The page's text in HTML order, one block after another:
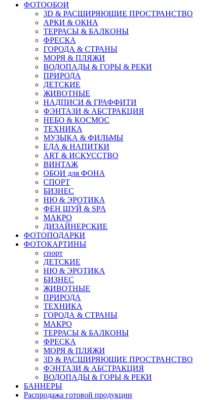
ФОТООБОИ
3D & РАСШИРЯЮЩИЕ ПРОСТРАНСТВО
АРКИ & ОКНА
ТЕРРАСЫ & БАЛКОНЫ
ФРЕСКА
ГОРОДА & СТРАНЫ
МОРЯ & ПЛЯЖИ
ВОДОПАДЫ & ГОРЫ & РЕКИ
ПРИРОДА
ДЕТСКИЕ
ЖИВОТНЫЕ
НАДПИСИ & ГРАФФИТИ
ФЭНТАЗИ & АБСТРАКЦИЯ
НЕБО & КОСМОС
ТЕХНИКА
МУЗЫКА & ФИЛЬМЫ
ЕДА & НАПИТКИ
ART & ИСКУССТВО
ВИНТАЖ
ОБОИ для ФОНА
СПОРТ
БИЗНЕС
НЮ & ЭРОТИКА
ФЕН ШУЙ & SPA
МАКРО
ДИЗАЙНЕРСКИЕ
ФОТОПОДАРКИ
ФОТОКАРТИНЫ
спорт
ДЕТСКИЕ
НЮ & ЭРОТИКА
БИЗНЕС
ЖИВОТНЫЕ
ПРИРОДА
ТЕХНИКА
ГОРОДА & СТРАНЫ
МАКРО
ТЕРРАСЫ & БАЛКОНЫ
ФРЕСКА
МОРЯ & ПЛЯЖИ
3D & РАСШИРЯЮЩИЕ ПРОСТРАНСТВО
ФЭНТАЗИ & АБСТРАКЦИЯ
ВОДОПАДЫ & ГОРЫ & РЕКИ
БАННЕРЫ
Распродажа готовой продукции